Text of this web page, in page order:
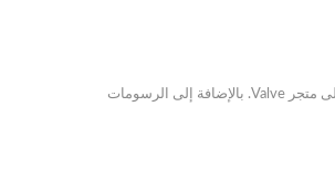
لعبة تقمص الأدوار (RPG) الجديدة على Steam، Cartapli: Fold Quest، مجانية تمامًا للعب وتحظى بالفعل بتقييم "إيجابي جدًا" من المستخدمين على متجر Valve. بالإضافة إلى الرسومات